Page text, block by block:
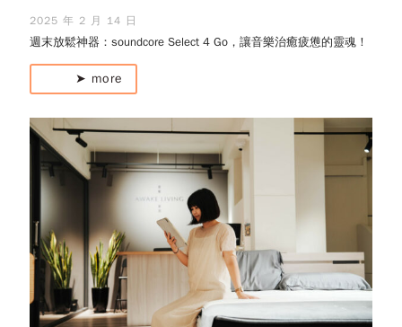
2025 年 2 月 14 日
週末放鬆神器：soundcore Select 4 Go，讓音樂治癒疲憊的靈魂！
➤ more